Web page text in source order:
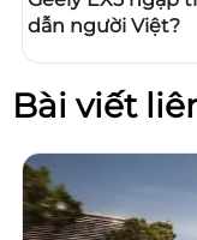
dẫn người Việt?
Bài viết